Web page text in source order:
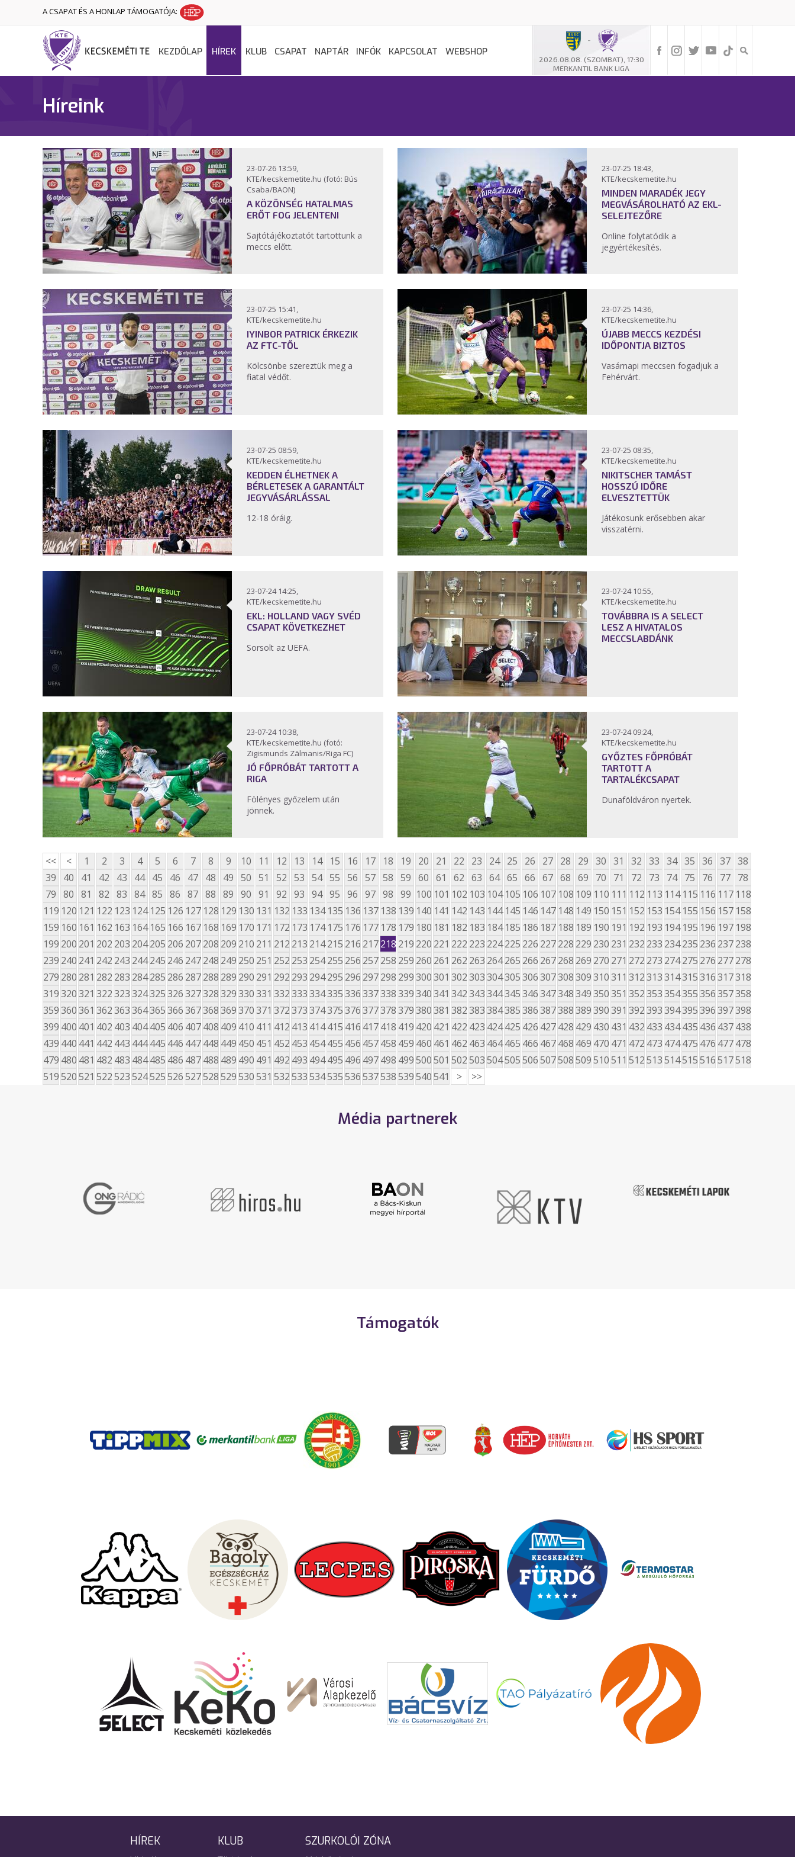
A CSAPAT ÉS A HONLAP TÁMOGATÓJA:
-
2026.08.08. (SZOMBAT), 17:30
MERKANTIL BANK LIGA
KEZDŐLAP HÍREK KLUB CSAPAT NAPTÁR INFÓK KAPCSOLAT WEBSHOP
Híreink
23-07-26 13:59,
KTE/kecskemetite.hu (fotó: Bús
Csaba/BAON)
A KÖZÖNSÉG HATALMAS
ERŐT FOG JELENTENI
Sajtótájékoztatót tartottunk a
meccs előtt.
23-07-25 18:43,
KTE/kecskemetite.hu
MINDEN MARADÉK JEGY
MEGVÁSÁROLHATÓ AZ EKL-
SELEJTEZŐRE
Online folytatódik a
jegyértékesítés.
23-07-25 15:41,
KTE/kecskemetite.hu
IYINBOR PATRICK ÉRKEZIK
AZ FTC-TŐL
Kölcsönbe szereztük meg a
fiatal védőt.
23-07-25 14:36,
KTE/kecskemetite.hu
ÚJABB MECCS KEZDÉSI
IDŐPONTJA BIZTOS
Vasárnapi meccsen fogadjuk a
Fehérvárt.
23-07-25 08:59,
KTE/kecskemetite.hu
KEDDEN ÉLHETNEK A
BÉRLETESEK A GARANTÁLT
JEGYVÁSÁRLÁSSAL
12-18 óráig.
23-07-25 08:35,
KTE/kecskemetite.hu
NIKITSCHER TAMÁST
HOSSZÚ IDŐRE
ELVESZTETTÜK
Játékosunk erősebben akar
visszatérni.
23-07-24 14:25,
KTE/kecskemetite.hu
EKL: HOLLAND VAGY SVÉD
CSAPAT KÖVETKEZHET
Sorsolt az UEFA.
23-07-24 10:55,
KTE/kecskemetite.hu
TOVÁBBRA IS A SELECT
LESZ A HIVATALOS
MECCSLABDÁNK
23-07-24 10:38,
KTE/kecskemetite.hu (fotó:
Zigismunds Zālmanis/Riga FC)
JÓ FŐPRÓBÁT TARTOTT A
RIGA
Fölényes győzelem után
jönnek.
23-07-24 09:24,
KTE/kecskemetite.hu
GYŐZTES FŐPRÓBÁT
TARTOTT A
TARTALÉKCSAPAT
Dunaföldváron nyertek.
<< < 1 2 3 4 5 6 7 8 9 10 11 12 13 14 15 16 17 18 19 20 21 22 23 24 25 26 27 28 29 30 31 32 33 34 35 36 37 38
39
40 41 42 43 44 45 46 47 48 49 50 51 52 53 54 55 56 57 58 59 60 61 62 63 64 65 66 67 68 69 70 71 72 73 74 75 76 77 78
79 80 81 82 83 84 85 86 87 88 89 90 91 92 93 94 95 96 97 98 99 100 101 102 103 104 105 106 107 108 109 110 111 112 113 114 115 116 117 118
119 120 121 122 123 124 125 126 127 128 129 130 131 132 133 134 135 136 137 138 139 140 141 142 143 144 145 146 147 148 149 150 151 152 153 154 155 156 157 158
159 160 161 162 163 164 165 166 167 168 169 170 171 172 173 174 175 176 177 178 179 180 181 182 183 184 185 186 187 188 189 190 191 192 193 194 195 196 197 198
199 200 201 202 203 204205 206 207208 209 210 211 212 213 214215 216 217218 219 220 221 222 223 224225 226 227228 229 230 231 232 233 234235 236 237238
239 240 241 242 243 244245 246 247248 249 250 251 252 253 254255 256 257258 259 260 261 262 263 264265 266 267268 269 270 271 272 273 274275 276 277278
279 280 281 282 283 284285 286 287288 289 290 291 292 293 294295 296 297298 299300301 302303304305306307308309310311 312313314315316317318
319320321 322323324325326327328329330331 332333334335336337338339340341 342343344345346347348349350351 352353354355356357358
359360361 362363364365366367368369370371 372373374375376377378379380381 382383384385386387388389390391 392393394395396397398
399 400 401 402 403 404405 406 407408 409 410 411 412 413 414415 416 417418 419 420 421 422 423 424425 426 427428 429 430 431 432 433 434435 436 437438
439 440 441 442 443 444445 446 447448 449 450 451 452 453 454455 456 457458 459 460 461 462 463 464465 466 467468 469 470 471 472 473 474475 476 477478
479 480 481 482 483 484485 486 487488 489 490 491 492 493 494495 496 497498 499500501 502503504505506507508509510511 512513514515516517518
519520521 522523524525526527528529530531 532533534535536537538539540541 > >>
Média partnerek
Támogatók
HÍREK KLUB SZURKOLÓI ZÓNA